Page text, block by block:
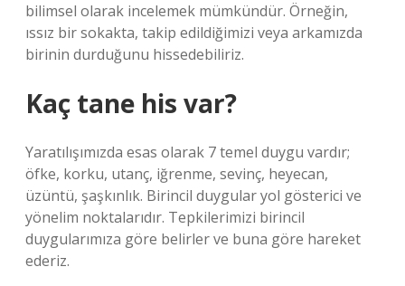
bilimsel olarak incelemek mümkündür. Örneğin,
ıssız bir sokakta, takip edildiğimizi veya arkamızda
birinin durduğunu hissedebiliriz.
Kaç tane his var?
Yaratılışımızda esas olarak 7 temel duygu vardır;
öfke, korku, utanç, iğrenme, sevinç, heyecan,
üzüntü, şaşkınlık. Birincil duygular yol gösterici ve
yönelim noktalarıdır. Tepkilerimizi birincil
duygularımıza göre belirler ve buna göre hareket
ederiz.